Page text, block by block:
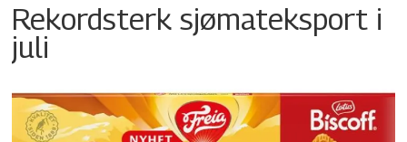
Rekordsterk sjømateksport i
juli